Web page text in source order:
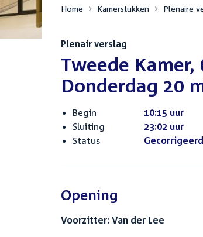
Home Kamerstukken Plenaire
Plenair verslag
Tweede
Donderdag 20
Begin
10:15 uur
Sluiting
23:02 uur
Status
Gecorrigeerd
Opening
Voorzitter: Van der Lee